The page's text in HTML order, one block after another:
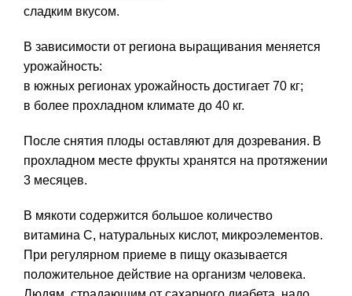
сладким вкусом.
В зависимости от региона выращивания меняется
урожайность:
в южных регионах урожайность достигает 70 кг;
в более прохладном климате до 40 кг.
После снятия плоды оставляют для дозревания. В
прохладном месте фрукты хранятся на протяжении
3 месяцев.
В мякоти содержится большое количество
витамина С, натуральных кислот, микроэлементов.
При регулярном приеме в пищу оказывается
положительное действие на организм человека.